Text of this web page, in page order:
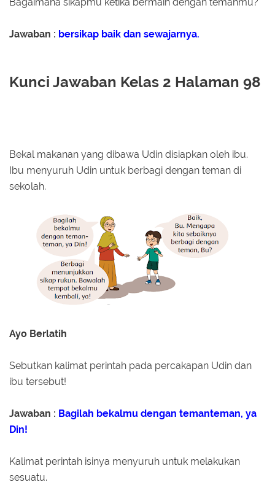
Jawaban : bersikap baik dan sewajarnya.
Kunci Jawaban Kelas 2 Halaman 98
Bekal makanan yang dibawa Udin disiapkan oleh ibu.
Ibu menyuruh Udin untuk berbagi dengan teman di
sekolah.
Ayo Berlatih
Sebutkan kalimat perintah pada percakapan Udin dan
ibu tersebut!
Jawaban : Bagilah bekalmu dengan temanteman, ya
Din!
Kalimat perintah isinya menyuruh untuk melakukan
sesuatu.